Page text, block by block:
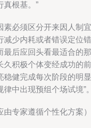
真根基。”
素必须区分开来因人制宜
减少内耗或者错误定位错
最后应回头看最适合的那
久积极个体变经成功的前
稳健完成每次阶段的明显
中出现预组个场试境”
由专家遵循个性化方案）